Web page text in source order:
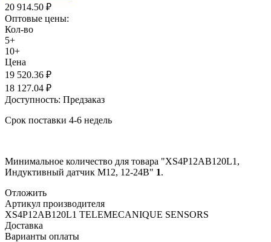
20 914.50 ₽
Оптовые цены:
Кол-во
5+
10+
Цена
19 520.36 ₽
18 127.04 ₽
Доступность: Предзаказ
Срок поставки 4-6 недель
Минимальное количество для товара "XS4P12AB120L1,
Индуктивный датчик M12, 12-24В" 1.
Отложить
Артикул производителя
XS4P12AB120L1 TELEMECANIQUE SENSORS
Доставка
Варианты оплаты